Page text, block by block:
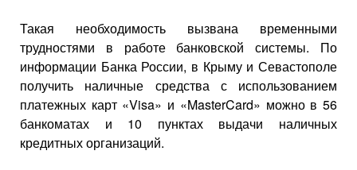
Такая необходимость вызвана временными
трудностями в работе банковской системы. По
информации Банка России, в Крыму и Севастополе
получить наличные средства с использованием
платежных карт «Visa» и «MasterCard» можно в 56
банкоматах и 10 пунктах выдачи наличных
кредитных организаций.